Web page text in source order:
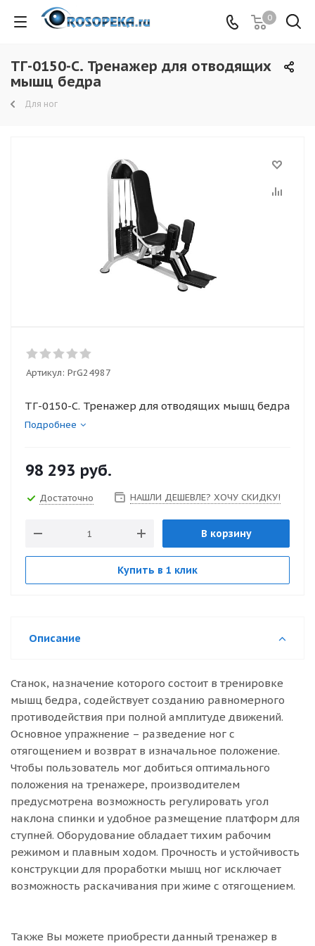
0
ТГ-0150-C. Тренажер для отводящих
мышц бедра
Для ног
Артикул: PrG24987
ТГ-0150-C. Тренажер для отводящих мышц бедра
Подробнее
98 293 руб.
Достаточно НАШЛИ ДЕШЕВЛЕ? ХОЧУ СКИДКУ!
В корзину
Купить в 1 клик
Описание
Станок, назначение которого состоит в тренировке
мышц бедра, содействует созданию равномерного
противодействия при полной амплитуде движений.
Основное упражнение – разведение ног с
отягощением и возврат в изначальное положение.
Чтобы пользователь мог добиться оптимального
положения на тренажере, производителем
предусмотрена возможность регулировать угол
наклона спинки и удобное размещение платформ для
ступней. Оборудование обладает тихим рабочим
режимом и плавным ходом. Прочность и устойчивость
конструкции для проработки мышц ног исключает
возможность раскачивания при жиме с отягощением.
Также Вы можете приобрести данный тренажер в